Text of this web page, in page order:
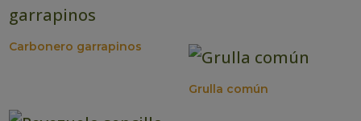
Carbonero garrapinos
Grulla común